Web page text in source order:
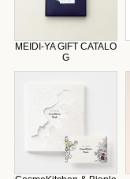
MEIDI-YA GIFT CATALO
G